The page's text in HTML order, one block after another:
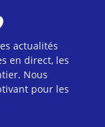
actualités
en direct, les
Nous
pour les